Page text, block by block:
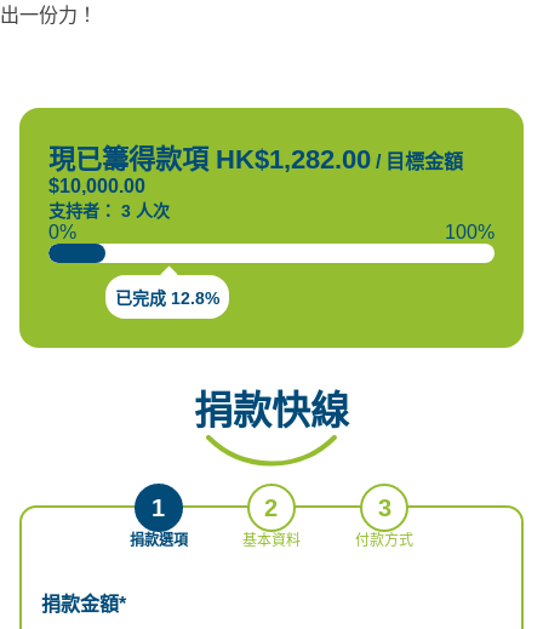
出一份力！
現已籌得款項 HK$1,282.00 / 目標金額
$10,000.00
支持者： 3 人次
0% 100%
已完成 12.8%
捐款快線
1
捐款選項
2
基本資料
3
付款方式
捐款金額*